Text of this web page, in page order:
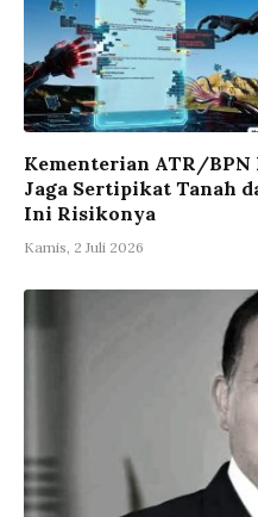
Kementerian ATR/
Jaga Sertipikat Tanah
Ini Risikonya
Kamis, 2 Juli 2026